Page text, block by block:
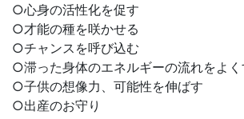
○心身の活性化を促す
○才能の種を咲かせる
○チャンスを呼び込む
○滞った身体のエネルギーの流れをよく
○子供の想像力、可能性を伸ばす
○出産のお守り